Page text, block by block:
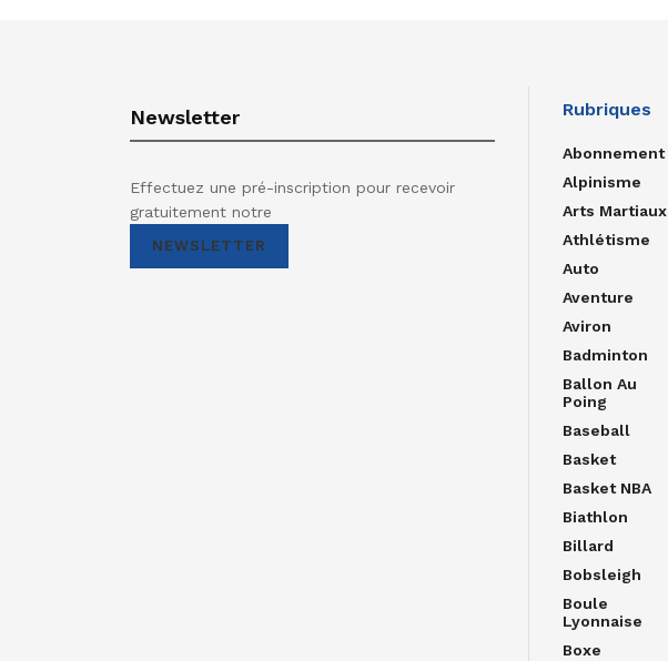
Newsletter
Effectuez une pré-inscription pour recevoir
gratuitement notre
NEWSLETTER
Rubriques
Abonnement
Alpinisme
Arts Martiaux
Athlétisme
Auto
Aventure
Aviron
Badminton
Ballon Au
Poing
Baseball
Basket
Basket NBA
Biathlon
Billard
Bobsleigh
Boule
Lyonnaise
Boxe